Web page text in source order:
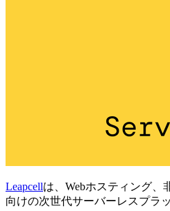
Leapcellは、Webホスティング、
向けの次世代サーバーレスプラ